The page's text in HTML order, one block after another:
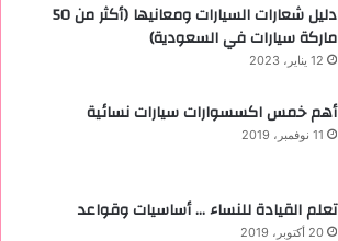
دليل شعارات السيارات ومعانيها (أكثر من 50
ماركة سيارات في السعودية)
12 يناير، 2023
أهم خمس اكسسوارات سيارات نسائية
11 نوفمبر، 2019
تعلم القيادة للنساء … أساسيات وقواعد
20 أكتوبر، 2019